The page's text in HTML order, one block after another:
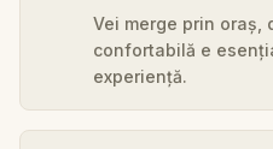
Vei merge prin oraș,
confortabilă e
experiență.